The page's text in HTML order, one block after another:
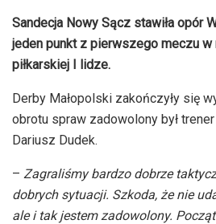
Sandecja Nowy Sącz stawiła opór
jeden punkt z pierwszego meczu
piłkarskiej I lidze.
Derby Małopolski zakończyły się
obrotu spraw zadowolony był
Dariusz Dudek.
– Zagraliśmy bardzo dobrze
dobrych sytuacji. Szkoda, że nie
ale i tak jestem zadowolony.